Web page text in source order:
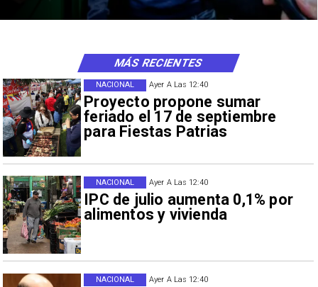
Ayer A Las 12:40
Proyecto propone sumar
feriado el 17 de septiembre
para Fiestas Patrias
NACIONAL
Ayer A Las 12:40
IPC de julio aumenta 0,1% por
alimentos y vivienda
NACIONAL
Ayer A Las 12:40
NACIONAL
MÁS RECIENTES